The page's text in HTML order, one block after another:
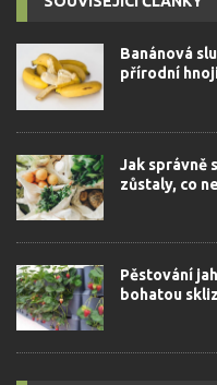
Banánová
přírodní
Jak správně
zůstaly, co
Pěstování
bohatou